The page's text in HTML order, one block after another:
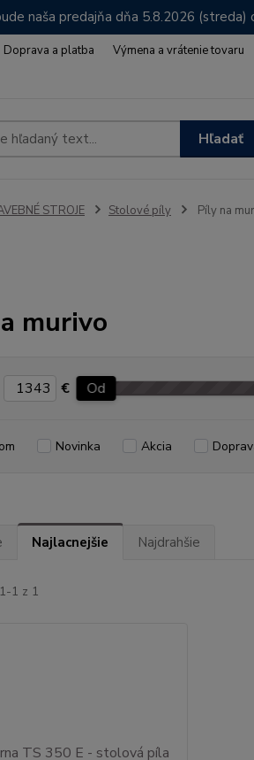
naša predajňa dňa 5.8.2026
Doprava a platba Výmena a vrátenie tovaru
Hľadať
STROJE Stolové píly Píly na
murivo
€ Od
Novinka Akcia
Najlacnejšie Najdrahšie
1 z 1